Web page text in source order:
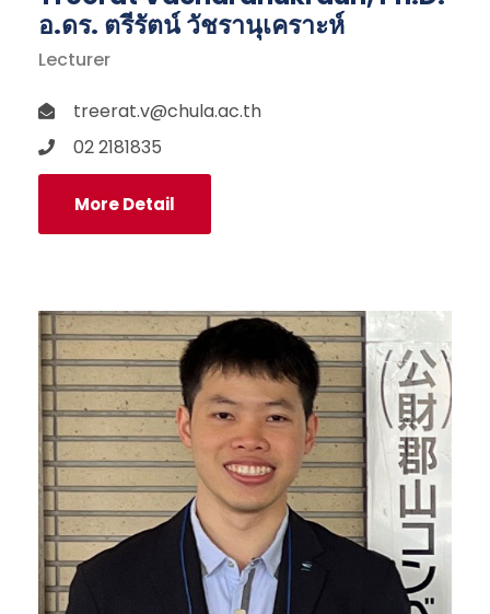
อ.ดร. ตรีรัตน์ วัชรานุเคราะห์
Lecturer
treerat.v@chula.ac.th
02 2181835
More Detail